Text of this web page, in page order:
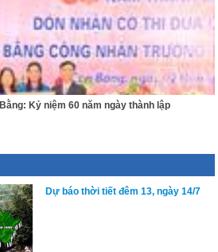
Kỷ niệm 60 năm ngày thành lập
Dự báo thời tiết đêm 13, ngày 14/7